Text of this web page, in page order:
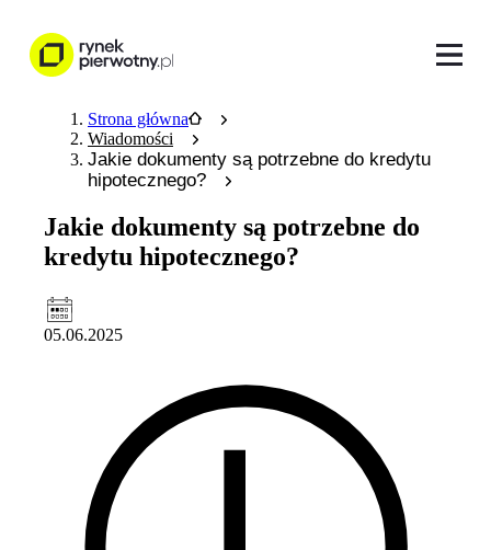
Strona główna
Wiadomości
Jakie dokumenty są potrzebne do kredytu
hipotecznego?
Jakie dokumenty są potrzebne do
kredytu hipotecznego?
05.06.2025